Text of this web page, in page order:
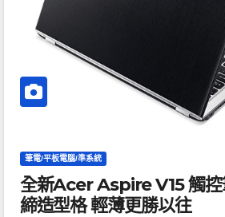
筆電/平板電腦/準系統
全新Acer Aspire V15 觸控
締造型格 輕薄更勝以往